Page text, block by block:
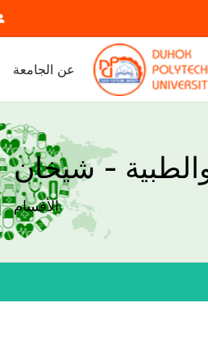
عن الجامعة
والطبية - شيخان
الأقسام